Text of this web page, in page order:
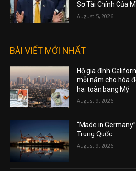
Sơ Tài Chính Của
August 5, 2026
BÀI VIẾT MỚI NHẤT
Hộ gia đình
mỗi năm cho hóa
hai toàn bang Mỹ
August 9, 2026
“Made in
Trung Quốc
August 9, 2026